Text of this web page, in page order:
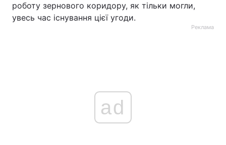
роботу зернового коридору, як тільки могли,
увесь час існування цієї угоди.
Реклама
ad